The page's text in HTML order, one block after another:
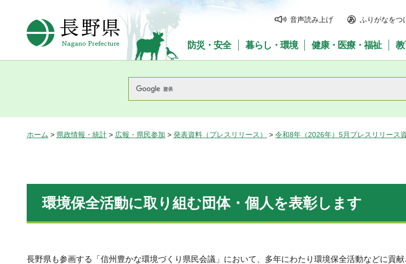
長野県Nagano Prefecture
音声読み上げ ふりがなをつ
防災・安全 暮らし・環境 健康・医療・福祉
ホーム > 県政情報・統計 > 広報・県民参加 > 発表資料（プレスリリース） > 令和8年（2026年）5月プレスリリース
環境保全活動に取り組む団体・個人を表彰します
長野県も参画する「信州豊かな環境づくり県民会議」において、多年にわたり環境保全活動などに貢